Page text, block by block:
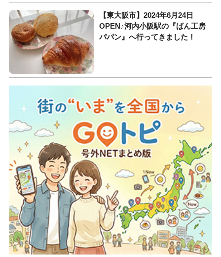
【東大阪市】2024年6月24日
OPEN♪河内小阪駅の『ぱん工房
パパン』へ行ってきました！